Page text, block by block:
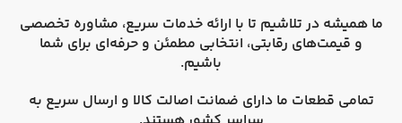
ما همیشه در تلاشیم تا با ارائه خدمات سریع، مشاوره تخصصی
و قیمت‌های رقابتی، انتخابی مطمئن و حرفه‌ای برای شما
باشیم.
تمامی قطعات ما دارای ضمانت اصالت کالا و ارسال سریع به